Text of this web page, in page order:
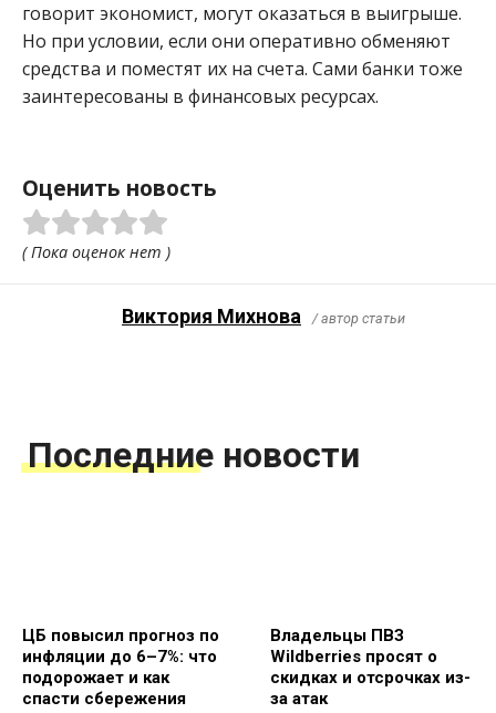
говорит экономист, могут оказаться в выигрыше.
Но при условии, если они оперативно обменяют
средства и поместят их на счета. Сами банки тоже
заинтересованы в финансовых ресурсах.
Оценить новость
( Пока оценок нет )
Виктория Михнова / автор статьи
Последние новости
ЦБ повысил прогноз по
инфляции до 6–7%: что
подорожает и как
спасти сбережения
Владельцы ПВЗ
Wildberries просят о
скидках и отсрочках из-
за атак